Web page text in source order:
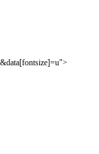
&data[fontsize]=u">